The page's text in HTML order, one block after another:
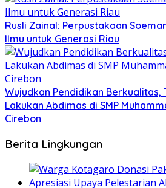
Rusli Zainal: Perpustakaan
Ilmu untuk Generasi Riau
Wujudkan Pendidikan Berkualitas,
Lakukan Abdimas di SMP
Cirebon
Berita Lingkungan